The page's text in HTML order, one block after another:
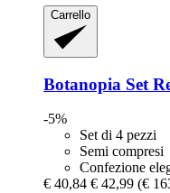
Carrello
Botanopia Set
-5%
Set di 4 pezzi
Semi compresi
Confezione
€ 40,84 € 42,99 (€